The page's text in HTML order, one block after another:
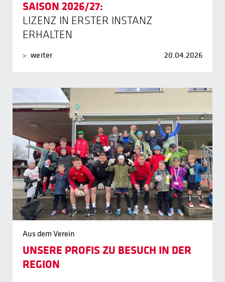
SAISON 2026/27:
LIZENZ IN ERSTER INSTANZ
ERHALTEN
weiter 20.04.2026
Aus dem Verein
UNSERE PROFIS ZU BESUCH IN DER
REGION